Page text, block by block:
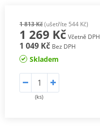
1 813 Kč(ušetříte 544 Kč)
1 269 Kč Včetně DPH
1 049 Kč Bez DPH
Skladem
(ks)